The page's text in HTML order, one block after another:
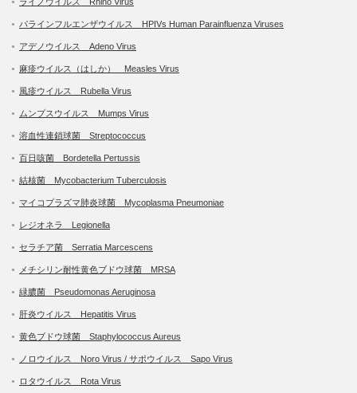
パラインフルエンザウイルス HPIVs Human Parainfluenza Viruses
アデノウイルス Adeno Virus
麻疹ウイルス（はしか） Measles Virus
風疹ウイルス Rubella Virus
ムンプスウイルス Mumps Virus
溶血性連鎖球菌 Streptococcus
百日咳菌 Bordetella Pertussis
結核菌 Mycobacterium Tuberculosis
マイコプラズマ肺炎球菌 Mycoplasma Pneumoniae
レジオネラ Legionella
セラチア菌 Serratia Marcescens
メチシリン耐性黄色ブドウ球菌 MRSA
緑膿菌 Pseudomonas Aeruginosa
肝炎ウイルス Hepatitis Virus
黄色ブドウ球菌 Staphylococcus Aureus
ノロウイルス Noro Virus / サポウイルス Sapo Virus
ロタウイルス Rota Virus